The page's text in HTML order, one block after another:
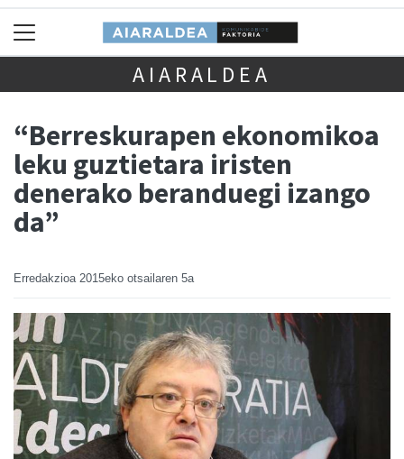
AIARALDEA
“Berreskurapen ekonomikoa
leku guztietara iristen
denerako beranduegi izango
da”
Erredakzioa 2015eko otsailaren 5a